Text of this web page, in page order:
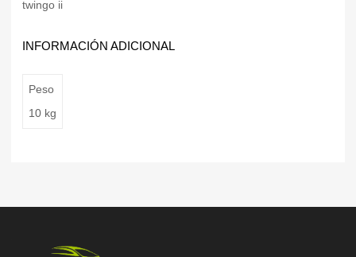
twingo ii
INFORMACIÓN ADICIONAL
Peso
10 kg